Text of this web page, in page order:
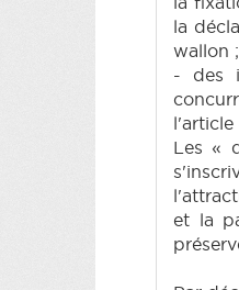
la
wallon ;
- des
l'article
Les «
et la